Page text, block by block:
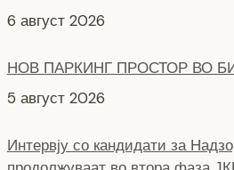
продолжуваат во втора фаза